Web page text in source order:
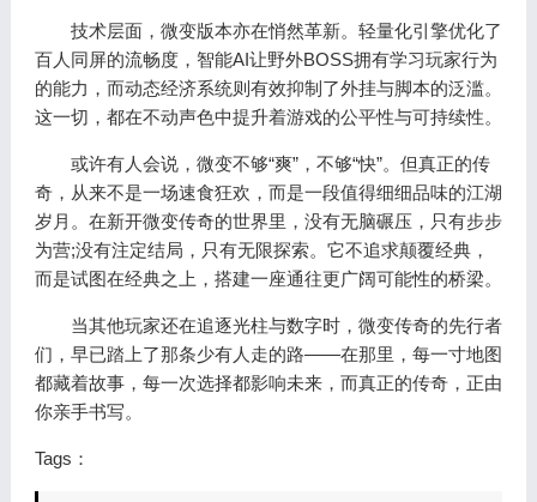
技术层面，微变版本亦在悄然革新。轻量化引擎优化了
百人同屏的流畅度，智能AI让野外BOSS拥有学习玩家行为
的能力，而动态经济系统则有效抑制了外挂与脚本的泛滥。
这一切，都在不动声色中提升着游戏的公平性与可持续性。
或许有人会说，微变不够“爽”，不够“快”。但真正的传
奇，从来不是一场速食狂欢，而是一段值得细细品味的江湖
岁月。在新开微变传奇的世界里，没有无脑碾压，只有步步
为营;没有注定结局，只有无限探索。它不追求颠覆经典，
而是试图在经典之上，搭建一座通往更广阔可能性的桥梁。
当其他玩家还在追逐光柱与数字时，微变传奇的先行者
们，早已踏上了那条少有人走的路——在那里，每一寸地图
都藏着故事，每一次选择都影响未来，而真正的传奇，正由
你亲手书写。
Tags：